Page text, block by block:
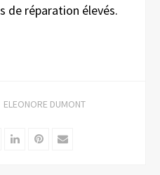
de réparation élevés.
ELEONORE DUMONT
LinkedInPinterest
Email